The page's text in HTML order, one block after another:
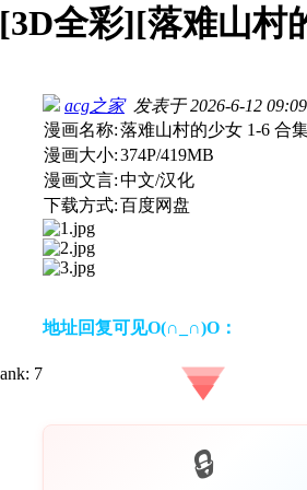
[3D全彩][落难山村
acg之家发表于 2026-6-12
漫画名称:落难山村的少女 1-6 合
漫画大小:374P/419MB
漫画文言:中文/汉化
下载方式:百度网盘
地址回复可见O(∩_∩)O：